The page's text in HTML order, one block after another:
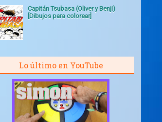
Capitán Tsubasa (Oliver y Benji)
[Dibujos para colorear]
Lo último en YouTube